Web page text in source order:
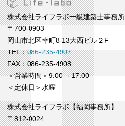
株式会社ライフラボ一級建築士事務所
〒700-0903
岡山市北区幸町8-13大西ビル２F
TEL：086-235-4907
FAX：086-235-4908
＜営業時間＞9:00 ～17:00
＜定休日＞水曜
株式会社ライフラボ【福岡事務所】
〒812-0024